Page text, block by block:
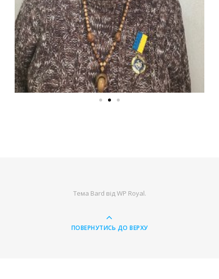
Тема Bard відWP Royal.
ПОВЕРНУТИСЬ ДО ВЕРХУ